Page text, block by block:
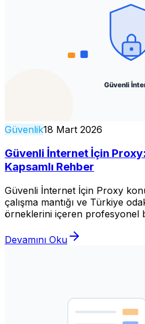
Güvenlik18 Mart 2026
Güvenli İnternet İçin
Kapsamlı Rehber
Güvenli İnternet İçin Proxy
çalışma mantığı ve Türkiye
örneklerini içeren profesyonel
Devamını Oku